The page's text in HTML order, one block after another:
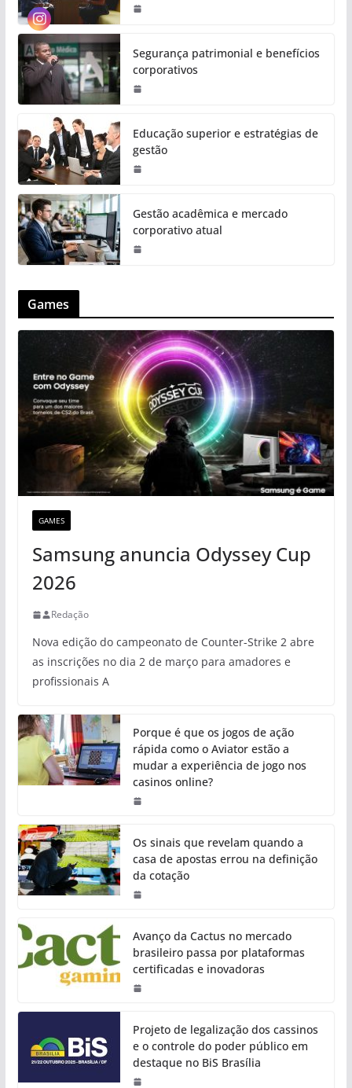
Segurança patrimonial e benefícios
corporativos
Educação superior e estratégias de
gestão
Gestão acadêmica e mercado
corporativo atual
Games
GAMES
Samsung anuncia Odyssey Cup
2026
Redação
Nova edição do campeonato de Counter-Strike 2 abre
as inscrições no dia 2 de março para amadores e
profissionais A
Porque é que os jogos de ação
rápida como o Aviator estão a
mudar a experiência de jogo nos
casinos online?
Os sinais que revelam quando a
casa de apostas errou na definição
da cotação
Avanço da Cactus no mercado
brasileiro passa por plataformas
certificadas e inovadoras
Projeto de legalização dos cassinos
e o controle do poder público em
destaque no BiS Brasília